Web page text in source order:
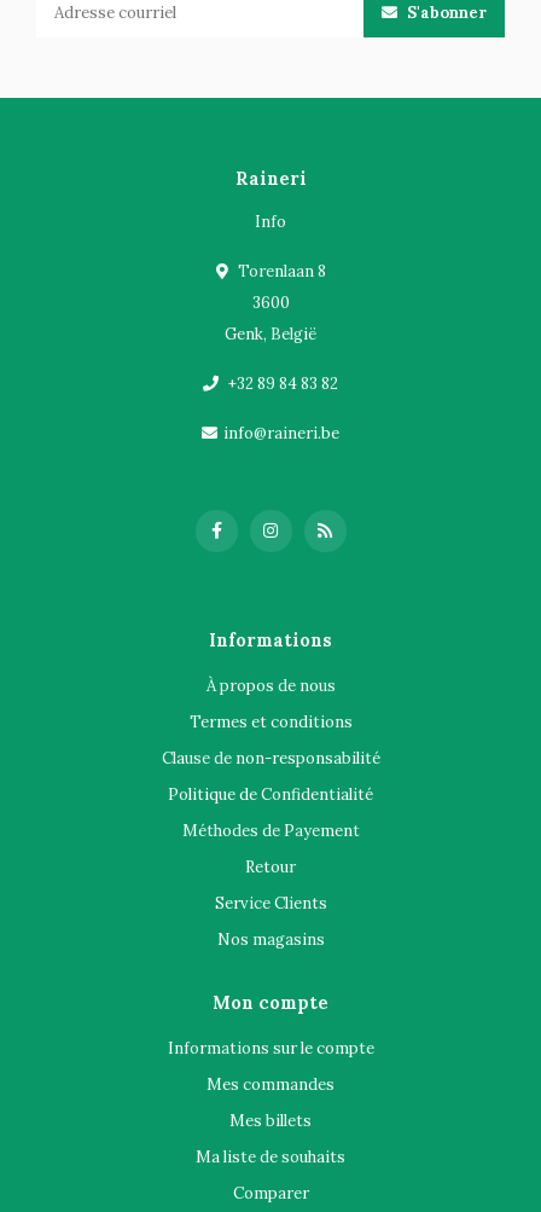
S'abonner
Raineri
Info
Torenlaan 8
3600
Genk, België
+32 89 84 83 82
info@raineri.be
Informations
À propos de nous
Termes et conditions
Clause de non-responsabilité
Politique de Confidentialité
Méthodes de Payement
Retour
Service Clients
Nos magasins
Mon compte
Informations sur le compte
Mes commandes
Mes billets
Ma liste de souhaits
Comparer